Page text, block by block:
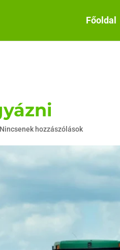
Főoldal
Nincsenek hozzászólások